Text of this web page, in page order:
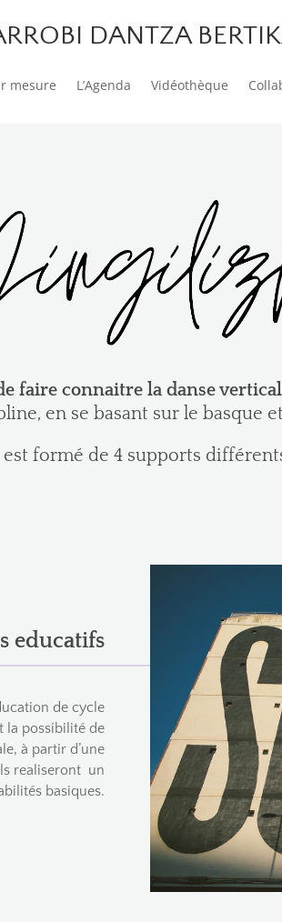
DANTZA
mesure L’Agenda Vidéothèque
faire connaitre la danse
en se basant sur le basque
formé de 4 supports
educatifs
de cycle
la possibilité de
à partir d’une
realiseront un
basiques.